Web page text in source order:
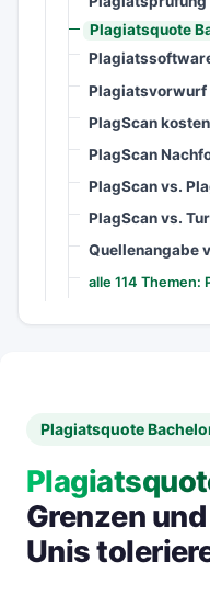
Plagiatsquote
Plagiatsvorwurf
PlagScan
PlagScan
PlagScan vs.
PlagScan vs.
Quellenangabe
alle 114
Plagiatsquote
Grenzen
Unis